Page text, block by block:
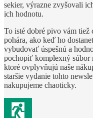
sekier, výrazne zvyšovali
ich hodnotu.
To isté dobré pivo vám
pohára, ako keď ho
vybudovať úspešnú a
pochopiť komplexný súbor
ktoré ovplyvňujú naše
staršie vydanie tohto
nakupujeme chaoticky.